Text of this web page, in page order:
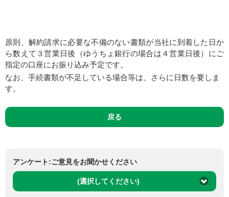
原則、解約請求に必要な不備のない書類が当社に到着した日か
ら数えて３営業日後（ゆうちょ銀行の場合は４営業日後）にご
指定の口座にお振り込み予定です。
なお、手続書類が不足している場合等は、さらに日数を要しま
す。
戻る
アンケート:ご意見をお聞かせください
(選択してください)